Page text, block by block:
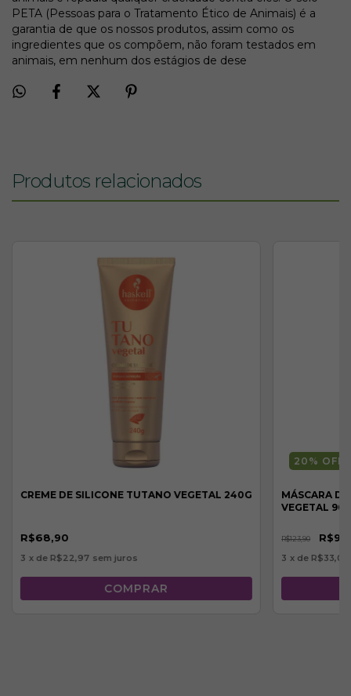
PETA (Pessoas para o Tratamento Ético de Animais) é a
garantia de que os nossos produtos, assim como os
ingredientes que os compõem, não foram testados em
animais, em nenhum dos estágios de dese
Produtos relacionados
CREME DE SILICONE TUTANO VEGETAL 240G
R$68,90
3 x de R$22,97 sem juros
20 % OFF
MÁSCARA
VEGETAL
R$123,90
3 x de R$33,03